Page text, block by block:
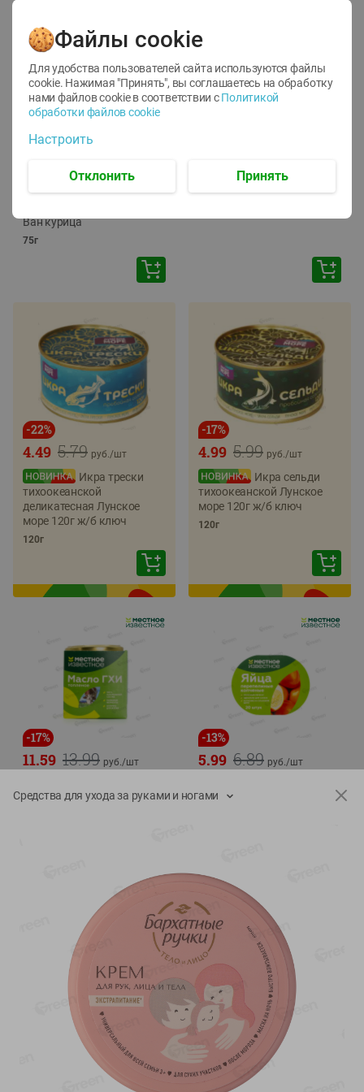
12
1.05 руб./
руб./шт
Корм влаж. для кош. с
Ван курица
75г
ТОФУ Vegetus ТВЕРДЫЙ
-22%
5.79
4.49 руб./шт
Икра трески
тихоокеанской
деликатесная Лунское
море 120г ж/б ключ
120г
-17%
5.99
4.99 руб./шт
Икра сельди
тихоокеанской Лунское
море 120г ж/б ключ
120г
-17%
13.99
11.59 руб./шт
Местное Известное 99%
-13%
6.89
5.99 руб./шт
копченые Молодецкие
Показано 1-14 из 79
Показать 15-28 из 79
Каталог товаров
Специально для вас
Средства для ухода за руками и ногами
Файлы cookie
Для удобства пользователей сайта используются файлы
cookie. Нажимая "Принять", вы соглашаетесь на обработку
нами файлов cookie в соответствии с Политикой
обработки файлов cookie
Настроить
Отклонить Принять